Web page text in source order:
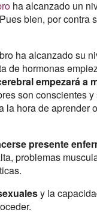
ha alcanzado un
bien, por contra
ha alcanzado su
de hormonas
empezará a
son conscientes
la hora de aprender
presente
problemas
y la